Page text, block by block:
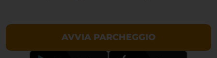
AVVIA PARCHEGGIO